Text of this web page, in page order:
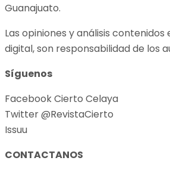
Guanajuato.
Las opiniones y análisis
digital, son responsabilidad de los
Síguenos
Facebook Cierto Celaya
Twitter @RevistaCierto
Issuu
CONTACTANOS